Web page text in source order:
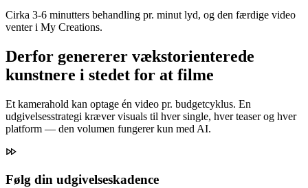
Cirka 3-6 minutters behandling pr. minut lyd, og den færdige video
venter i My Creations.
Derfor genererer vækstorienterede
kunstnere i stedet for at filme
Et kamerahold kan optage én video pr. budgetcyklus. En
udgivelsesstrategi kræver visuals til hver single, hver teaser og hver
platform — den volumen fungerer kun med AI.
Følg din udgivelseskadence